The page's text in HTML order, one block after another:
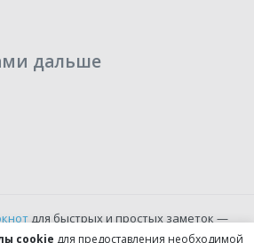
дальше
для быстрых и простых заметок —
доступно прямо из браузера.
cookie для предоставления необходимой